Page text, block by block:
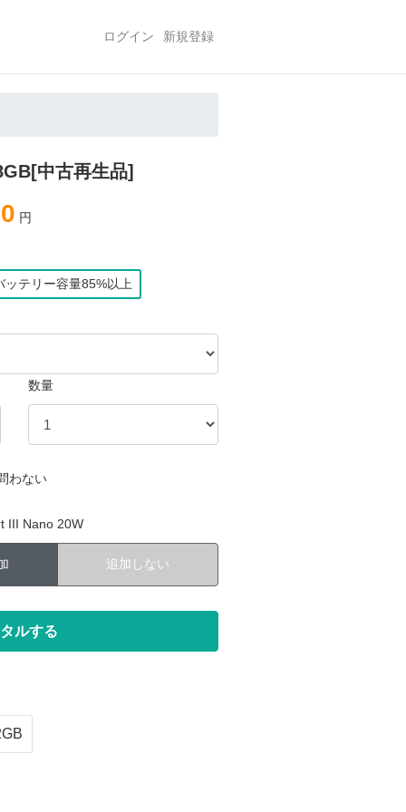
ログイン 新規登録
中古再生品]
円
ッテリー容量85%以上
数量
わない
III Nano 20W
追加しない